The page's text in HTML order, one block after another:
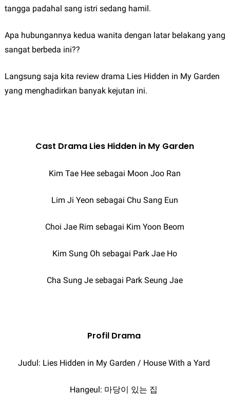
tangga padahal sang istri sedang hamil.
Apa hubungannya kedua wanita dengan latar belakang yang
sangat berbeda ini??
Langsung saja kita review drama Lies Hidden in My Garden
yang menghadirkan banyak kejutan ini.
Cast Drama Lies Hidden in My Garden
Kim Tae Hee sebagai Moon Joo Ran
Lim Ji Yeon sebagai Chu Sang Eun
Choi Jae Rim sebagai Kim Yoon Beom
Kim Sung Oh sebagai Park Jae Ho
Cha Sung Je sebagai Park Seung Jae
Profil Drama
Judul: Lies Hidden in My Garden / House With a Yard
Hangeul: 마당이 있는 집